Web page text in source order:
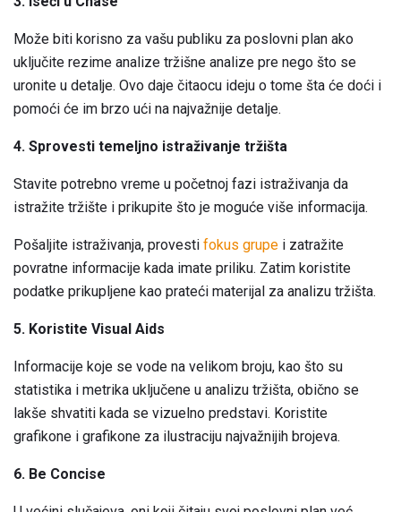
Može biti korisno za vašu publiku za poslovni plan ako
uključite rezime analize tržišne analize pre nego što se
uronite u detalje. Ovo daje čitaocu ideju o tome šta će doći i
pomoći će im brzo ući na najvažnije detalje.
4. Sprovesti temeljno istraživanje tržišta
Stavite potrebno vreme u početnoj fazi istraživanja da
istražite tržište i prikupite što je moguće više informacija.
Pošaljite istraživanja, provesti fokus grupe i zatražite
povratne informacije kada imate priliku. Zatim koristite
podatke prikupljene kao prateći materijal za analizu tržišta.
5. Koristite Visual Aids
Informacije koje se vode na velikom broju, kao što su
statistika i metrika uključene u analizu tržišta, obično se
lakše shvatiti kada se vizuelno predstavi. Koristite
grafikone i grafikone za ilustraciju najvažnijih brojeva.
6. Be Concise